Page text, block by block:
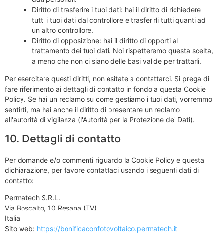
Diritto di trasferire i tuoi dati: hai il diritto di richiedere
tutti i tuoi dati dal controllore e trasferirli tutti quanti ad
un altro controllore.
Diritto di opposizione: hai il diritto di opporti al
trattamento dei tuoi dati. Noi rispetteremo questa scelta,
a meno che non ci siano delle basi valide per trattarli.
Per esercitare questi diritti, non esitate a contattarci. Si prega di
fare riferimento ai dettagli di contatto in fondo a questa Cookie
Policy. Se hai un reclamo su come gestiamo i tuoi dati, vorremmo
sentirti, ma hai anche il diritto di presentare un reclamo
all'autorità di vigilanza (l'Autorità per la Protezione dei Dati).
10. Dettagli di contatto
Per domande e/o commenti riguardo la Cookie Policy e questa
dichiarazione, per favore contattaci usando i seguenti dati di
contatto:
Permatech S.R.L.
Via Boscalto, 10 Resana (TV)
Italia
Sito web: https://bonificaconfotovoltaico.permatech.it